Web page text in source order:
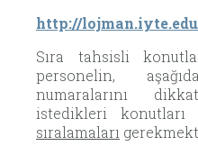
http://
Sıra tahsisli
personelin,
numaralarını
istedikleri konutları
sıralamaları